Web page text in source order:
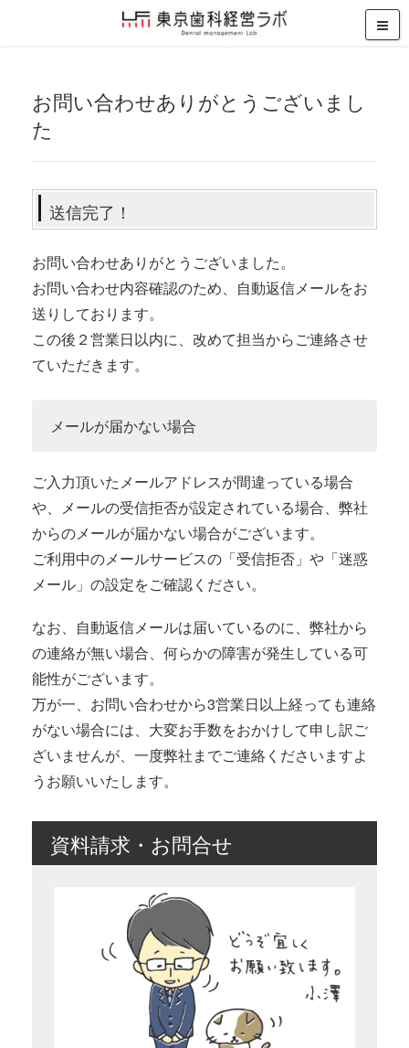
お問い合わせありがとうございまし
た
送信完了！
お問い合わせありがとうございました。
お問い合わせ内容確認のため、自動返信メールをお
送りしております。
この後２営業日以内に、改めて担当からご連絡させ
ていただきます。
メールが届かない場合
ご入力頂いたメールアドレスが間違っている場合
や、メールの受信拒否が設定されている場合、弊社
からのメールが届かない場合がございます。
ご利用中のメールサービスの「受信拒否」や「迷惑
メール」の設定をご確認ください。
なお、自動返信メールは届いているのに、弊社から
の連絡が無い場合、何らかの障害が発生している可
能性がございます。
万が一、お問い合わせから3営業日以上経っても連絡
がない場合には、大変お手数をおかけして申し訳ご
ざいませんが、一度弊社までご連絡くださいますよ
うお願いいたします。
資料請求・お問合せ